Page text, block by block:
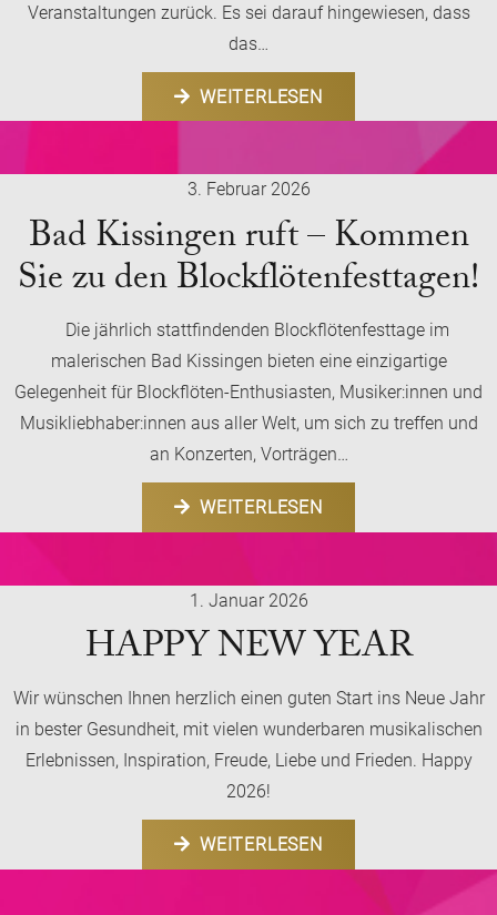
Veranstaltungen zurück. Es sei darauf hingewiesen, dass
das…
WEITERLESEN
3. Februar 2026
Bad Kissingen ruft – Kommen
Sie zu den Blockflötenfesttagen!
Die jährlich stattfindenden Blockflötenfesttage im
malerischen Bad Kissingen bieten eine einzigartige
Gelegenheit für Blockflöten-Enthusiasten, Musiker:innen und
Musikliebhaber:innen aus aller Welt, um sich zu treffen und
an Konzerten, Vorträgen…
WEITERLESEN
1. Januar 2026
HAPPY NEW YEAR
Wir wünschen Ihnen herzlich einen guten Start ins Neue Jahr
in bester Gesundheit, mit vielen wunderbaren musikalischen
Erlebnissen, Inspiration, Freude, Liebe und Frieden. Happy
2026!
WEITERLESEN